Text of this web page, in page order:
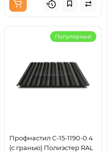
Популярный
Профнастил С-15-1190-0.4
(с гранью) Полиэстер RAL